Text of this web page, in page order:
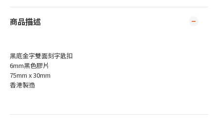
商品描述
黑底金字雙面刻字匙扣
6mm黑色膠片
75mm x 30mm
香港製造